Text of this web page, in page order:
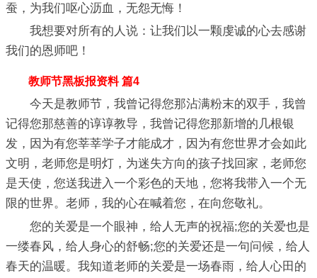
蚕，为我们呕心沥血，无怨无悔！
我想要对所有的人说：让我们以一颗虔诚的心去感谢
我们的恩师吧！
教师节黑板报资料 篇4
今天是教师节，我曾记得您那沾满粉末的双手，我曾
记得您那慈善的谆谆教导，我曾记得您那新增的几根银
发，因为有您莘莘学子才能成才，因为有您世界才会如此
文明，老师您是明灯，为迷失方向的孩子找回家，老师您
是天使，您送我进入一个彩色的天地，您将我带入一个无
限的世界。老师，我的心在喊着您，在向您敬礼。
您的关爱是一个眼神，给人无声的祝福;您的关爱也是
一缕春风，给人身心的舒畅;您的关爱还是一句问候，给人
春天的温暖。我知道老师的关爱是一场春雨，给人心田的